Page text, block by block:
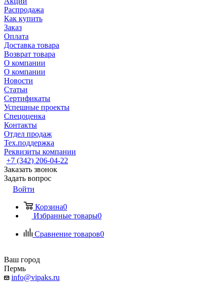
Распродажа
Как купить
Заказ
Оплата
Доставка товара
Возврат товара
О компании
О компании
Новости
Статьи
Сертификаты
Успешные проекты
Спецоценка
Контакты
Отдел продаж
Тех.поддержка
Реквизиты компании
+7 (342) 206-04-22
Заказать звонок
Задать вопрос
Войти
Корзина0
Избранные товары0
Сравнение товаров0
Ваш город
Пермь
info@vipaks.ru